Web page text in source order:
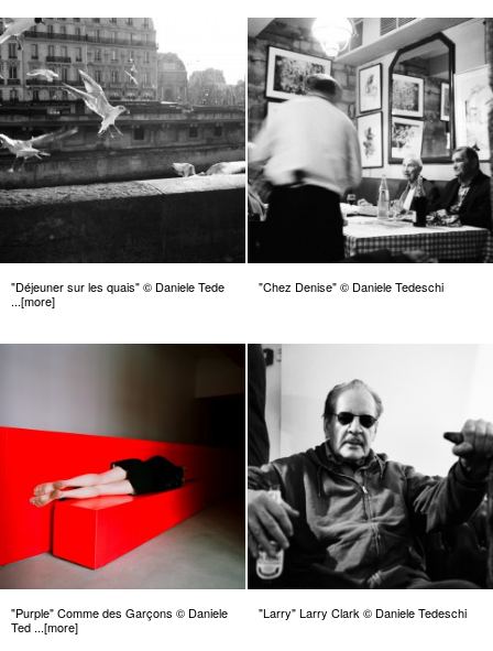
"Déjeuner sur les quais" © Daniele Tede
...[more]
"Chez Denise" © Daniele Tedeschi
"Purple" Comme des Garçons © Daniele
Ted ...[more]
"Larry" Larry Clark © Daniele Tedeschi